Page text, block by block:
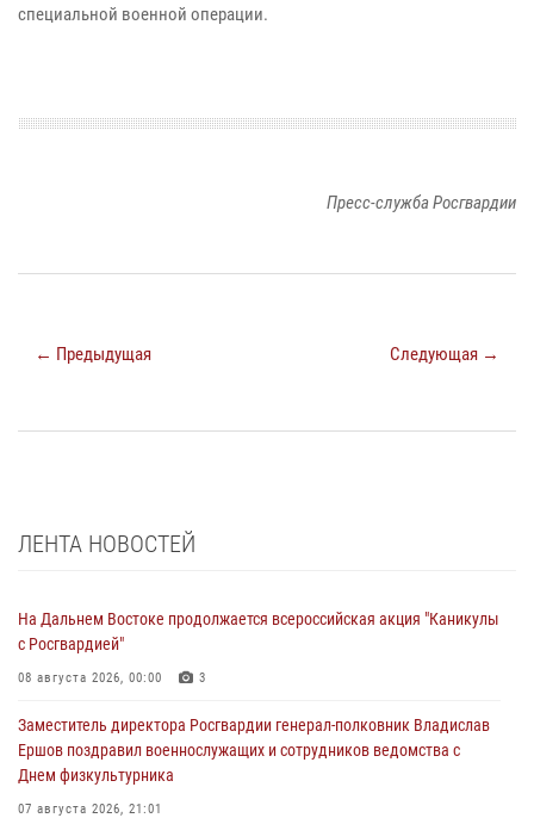
специальной военной операции.
Пресс-служба Росгвардии
← Предыдущая Следующая →
ЛЕНТА НОВОСТЕЙ
На Дальнем Востоке продолжается всероссийская акция "Каникулы
с Росгвардией"
08 августа 2026, 00:00 3
Заместитель директора Росгвардии генерал-полковник Владислав
Ершов поздравил военнослужащих и сотрудников ведомства с
Днем физкультурника
07 августа 2026, 21:01